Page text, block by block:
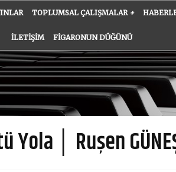
TOPLUMSAL ÇALIŞMALAR +
İLETIŞIM FIGARONUN DÜĞÜNÜ
Yola │ Ruşen